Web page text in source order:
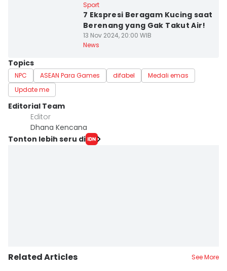
Sport
7 Ekspresi Beragam Kucing saat
Berenang yang Gak Takut Air!
13 Nov 2024, 20:00 WIB
News
Topics
NPC ASEAN Para Games difabel
Medali emas
Update me
Editorial Team
Editor
Dhana Kencana
Tonton lebih seru di
Related Articles See More